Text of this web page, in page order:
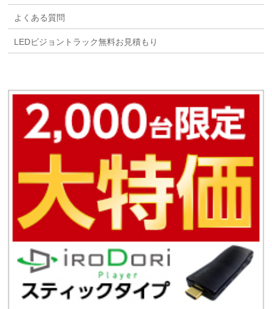
よくある質問
LEDビジョントラック無料お見積もり